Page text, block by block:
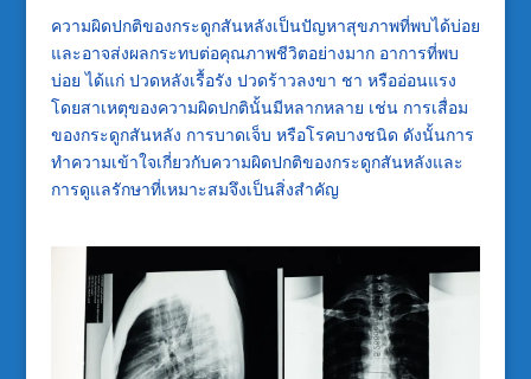
ความผิดปกติของกระดูกสันหลังเป็นปัญหาสุขภาพที่พบได้บ่อย
และอาจส่งผลกระทบต่อคุณภาพชีวิตอย่างมาก อาการที่พบ
บ่อย ได้แก่ ปวดหลังเรื้อรัง ปวดร้าวลงขา ชา หรืออ่อนแรง
โดยสาเหตุของความผิดปกตินั้นมีหลากหลาย เช่น การเสื่อม
ของกระดูกสันหลัง การบาดเจ็บ หรือโรคบางชนิด ดังนั้นการ
ทำความเข้าใจเกี่ยวกับความผิดปกติของกระดูกสันหลังและ
การดูแลรักษาที่เหมาะสมจึงเป็นสิ่งสำคัญ